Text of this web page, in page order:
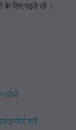
के लिए पढ़ते रहें ।
खोलें
इम्पोर्ट करें